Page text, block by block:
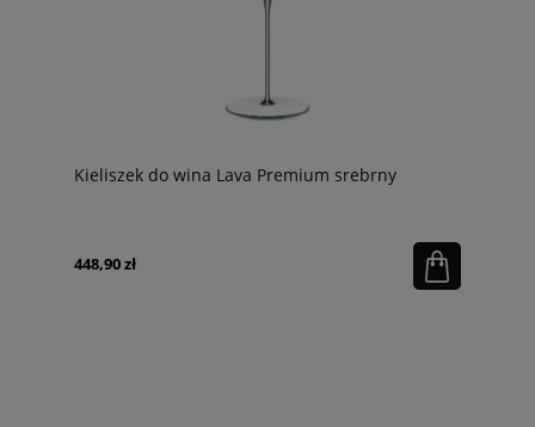
Kieliszek do wina Lava Premium srebrny
448,90 zł